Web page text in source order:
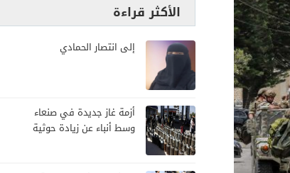
الأكثر قراءة
إلى انتصار الحمادي
أزمة غاز جديدة في صنعاء
وسط أنباء عن زيادة حوثية